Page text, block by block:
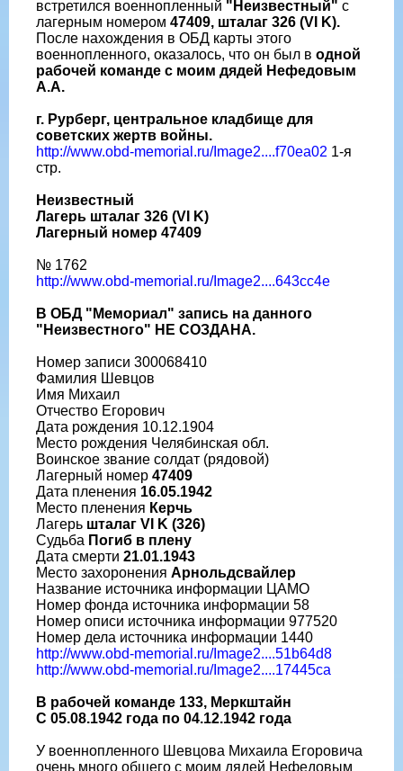
встретился военнопленный "Неизвестный" с
лагерным номером 47409, шталаг 326 (VI K).
После нахождения в ОБД карты этого
военнопленного, оказалось, что он был в одной
рабочей команде с моим дядей Нефедовым
А.А.
г. Рурберг, центральное кладбище для
советских жертв войны.
http://www.obd-memorial.ru/Image2....f70ea02 1-я
стр.
Неизвестный
Лагерь шталаг 326 (VI K)
Лагерный номер 47409
№ 1762
http://www.obd-memorial.ru/Image2....643cc4e
В ОБД "Мемориал" запись на данного
"Неизвестного" НЕ СОЗДАНА.
Номер записи 300068410
Фамилия Шевцов
Имя Михаил
Отчество Егорович
Дата рождения 10.12.1904
Место рождения Челябинская обл.
Воинское звание солдат (рядовой)
Лагерный номер 47409
Дата пленения 16.05.1942
Место пленения Керчь
Лагерь шталаг VI K (326)
Судьба Погиб в плену
Дата смерти 21.01.1943
Место захоронения Арнольдсвайлер
Название источника информации ЦАМО
Номер фонда источника информации 58
Номер описи источника информации 977520
Номер дела источника информации 1440
http://www.obd-memorial.ru/Image2....51b64d8
http://www.obd-memorial.ru/Image2....17445ca
В рабочей команде 133, Меркштайн
С 05.08.1942 года по 04.12.1942 года
У военнопленного Шевцова Михаила Егоровича
очень много общего с моим дядей Нефедовым